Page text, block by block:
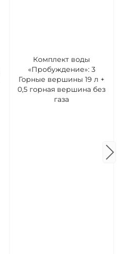
Комплект воды
«Пробуждение»: 3
Горные вершины 19 л +
0,5 горная вершина без
газа